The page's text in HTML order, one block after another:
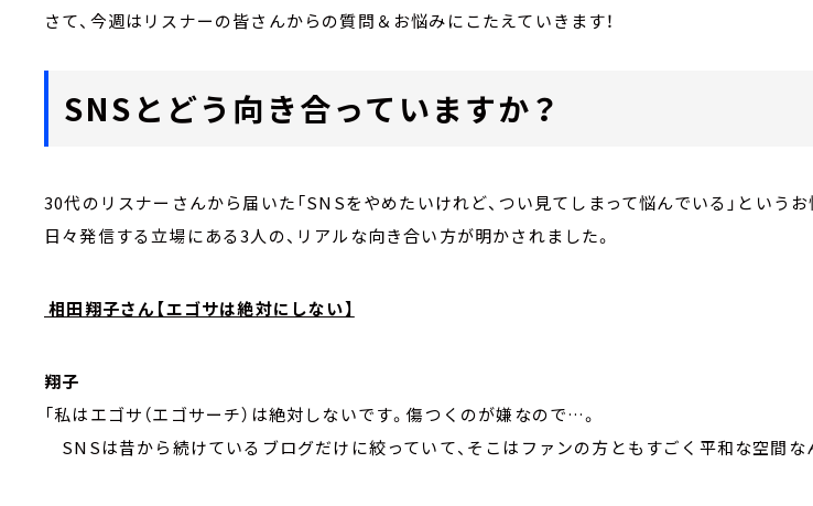
さて、今週はリスナーの皆さんからの質問＆お悩みにこたえていきます！
SNSとどう向き合っていますか？
30代のリスナーさんから届いた「SNSをやめたいけれど、つい見てしまって悩んでいる」というお
日々発信する立場にある3人の、リアルな向き合い方が明かされました。
相田翔子さん【エゴサは絶対にしない】
翔子
「私はエゴサ（エゴサーチ）は絶対しないです。傷つくのが嫌なので…。
SNSは昔から続けているブログだけに絞っていて、そこはファンの方ともすごく平和な空間な